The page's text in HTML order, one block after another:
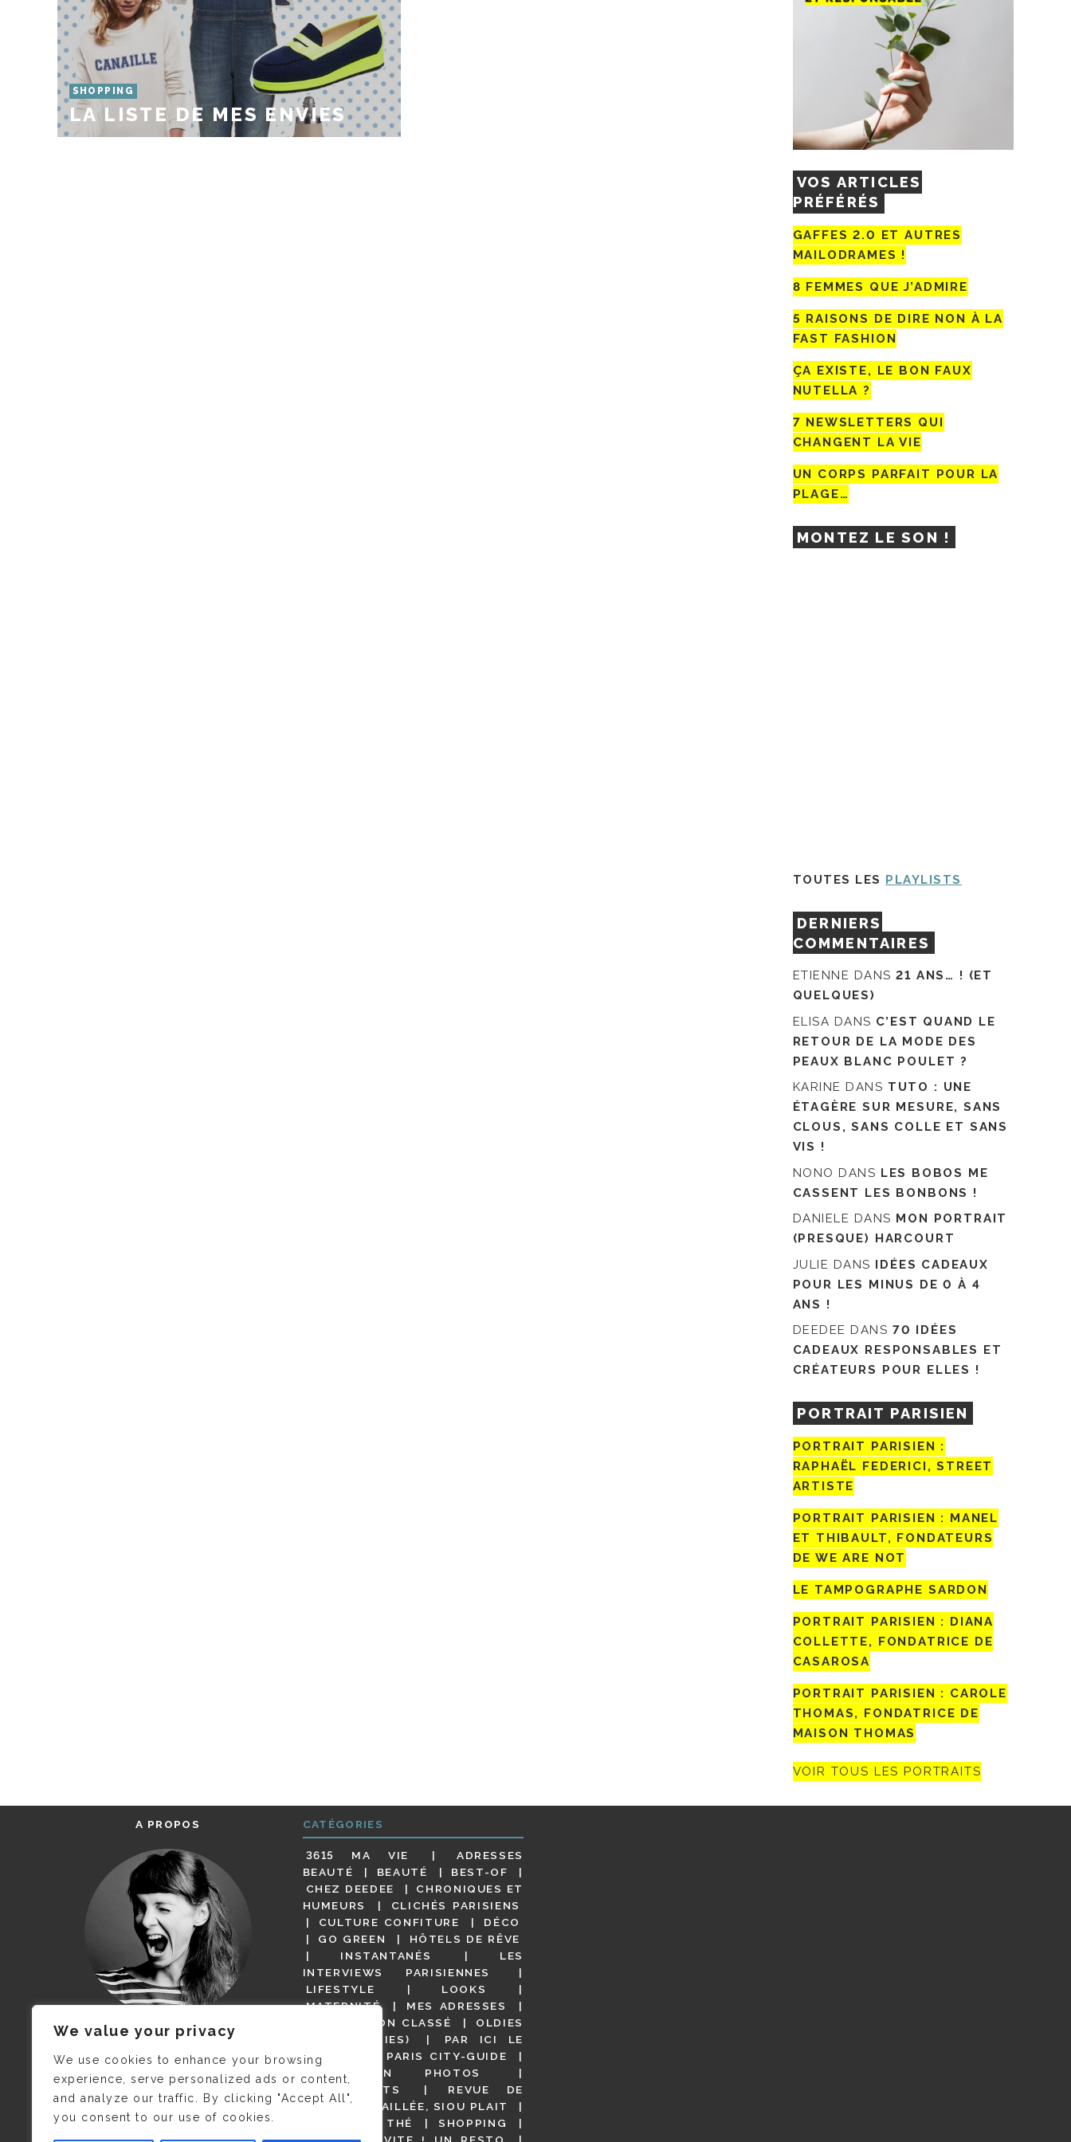
We value your privacy
We use cookies to enhance your browsing
experience, serve personalized ads or content,
and analyze our traffic. By clicking "Accept All",
you consent to our use of cookies.
SHOPPING
LA LISTE DE MES ENVIES
VOS ARTICLES
PRÉFÉRÉS
GAFFES 2.0 ET AUTRES
MAILODRAMES !
8 FEMMES QUE J’ADMIRE
5 RAISONS DE DIRE NON À LA
FAST FASHION
ÇA EXISTE, LE BON FAUX
NUTELLA ?
7 NEWSLETTERS QUI
CHANGENT LA VIE
UN CORPS PARFAIT POUR LA
PLAGE…
MONTEZ LE SON !
TOUTES LES PLAYLISTS
DERNIERS
COMMENTAIRES
ETIENNE DANS21 ANS… ! (ET
QUELQUES)
ELISA DANS C’EST QUAND LE
RETOUR DE LA MODE DES
PEAUX BLANC POULET ?
KARINE DANS TUTO : UNE
ÉTAGÈRE SUR MESURE, SANS
CLOUS, SANS COLLE ET SANS
VIS !
NONO DANS LES BOBOS ME
CASSENT LES BONBONS !
DANIELE DANS MON PORTRAIT
(PRESQUE) HARCOURT
JULIE DANS IDÉES CADEAUX
POUR LES MINUS DE 0 À 4
ANS !
DEEDEE DANS 70 IDÉES
CADEAUX RESPONSABLES ET
CRÉATEURS POUR ELLES !
PORTRAIT PARISIEN
PORTRAIT PARISIEN :
RAPHAËL FEDERICI, STREET
ARTISTE
PORTRAIT PARISIEN : MANEL
ET THIBAULT, FONDATEURS
DE WE ARE NOT
LE TAMPOGRAPHE SARDON
PORTRAIT PARISIEN : DIANA
COLLETTE, FONDATRICE DE
CASAROSA
PORTRAIT PARISIEN : CAROLE
THOMAS, FONDATRICE DE
MAISON THOMAS
VOIR TOUS LES PORTRAITS
A PROPOS
JE M’APPELLE DELPHINE MAIS
C’EST ©CAMILLE COLLIN QUI A
PRIS CETTE PHOTO !
CATÉGORIES
3615 MA VIE
ADRESSES
BEAUTÉ
BEAUTÉ
BEST-OF
CHEZ DEEDEE
CHRONIQUES ET
HUMEURS
CLICHÉS PARISIENS
CULTURE CONFITURE
DÉCO
GO GREEN
HÔTELS DE RÊVE
INSTANTANÉS
LES
INTERVIEWS PARISIENNES
LIFESTYLE
LOOKS
MATERNITÉ
MES ADRESSES
NON CLASSÉ
OLDIES
(BUT GOODIES)
PAR ICI LE
MAGOT !
PARIS CITY-GUIDE
PARIS EN PHOTOS
RESTAURANTS
REVUE DE
PRESSE DÉTAILLÉE, SIOU PLAIT
SALONS DE THÉ
SHOPPING
VIDÉOS
VITE ! UN RESTO